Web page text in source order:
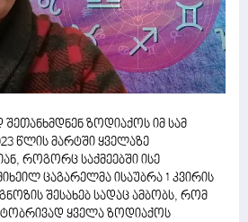
ზოდიაქოს იმ სამ
წლის მარტში ყველაზე
როგორც საქმეებში ისე
ცაგარელმა ისაუბრა 1 კვირის
შესახებ სადაც ამბობს, რომ
ყველა ზოდიაქოს